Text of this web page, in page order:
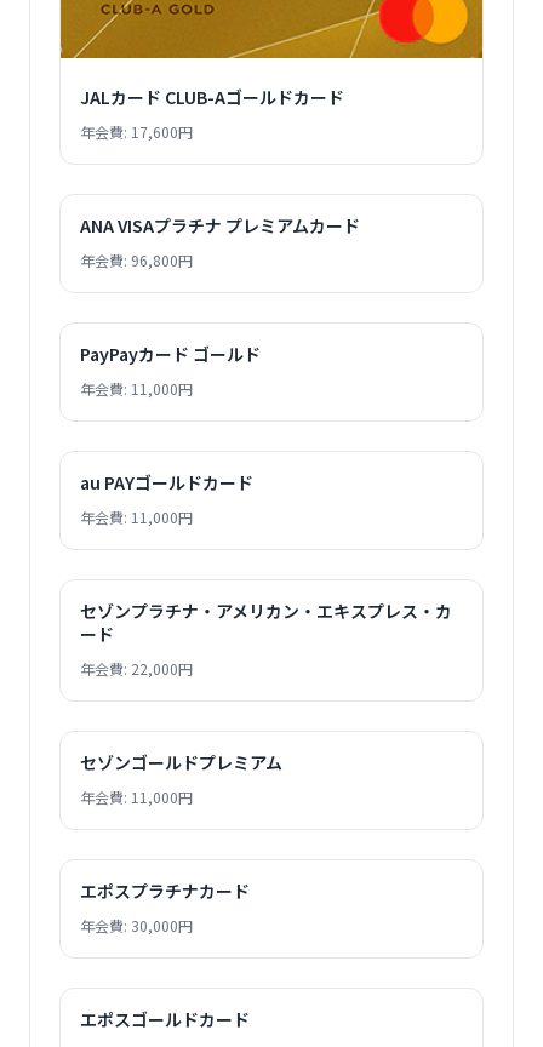
JALカード CLUB-Aゴールドカード
年会費: 17,600円
ANA VISAプラチナ プレミアムカード
年会費: 96,800円
PayPayカード ゴールド
年会費: 11,000円
au PAYゴールドカード
年会費: 11,000円
セゾンプラチナ・アメリカン・エキスプレス・カ
ード
年会費: 22,000円
セゾンゴールドプレミアム
年会費: 11,000円
エポスプラチナカード
年会費: 30,000円
エポスゴールドカード